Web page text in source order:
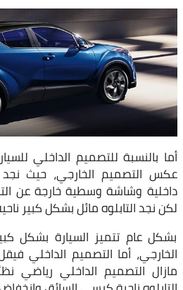
أما بالنسبة للتصميم الداخلي
عكس التصميم الخارجي، حيث
داخلية وشاشة وسطية خارجة عن
لكن نجد التابلوه مائل بشكل كبير
بشكل عام تتميز السيارة بشكل
الخارجي، أما التصميم الداخلي
مازال التصميم الداخلي رياضي